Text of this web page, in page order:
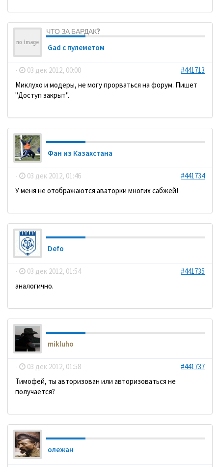
ЧТО ЗА БАРДАК?
Gad с пулеметом
- 03 дек 2012, 00:00
#441713
Миклухо и модеры, не могу прорваться на форум. Пишет
"Доступ закрыт".
Фан из Казахстана
- 03 дек 2012, 01:46
#441734
У меня не отображаются аваторки многих сабжей!
Defo
- 03 дек 2012, 01:54
#441735
аналогично.
mikluho
- 03 дек 2012, 01:58
#441737
Тимофей, ты авторизован или авторизоваться не
получается?
олежан